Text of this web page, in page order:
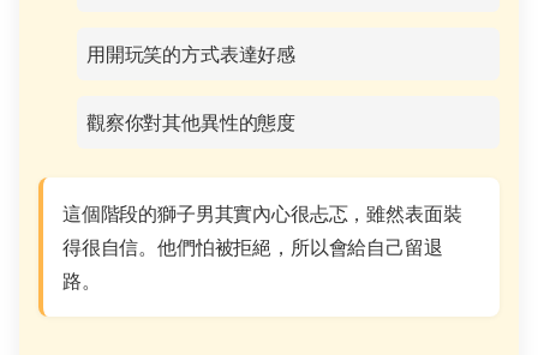
用開玩笑的方式表達好感
觀察你對其他異性的態度
這個階段的獅子男其實內心很忐忑，雖然表面裝
得很自信。他們怕被拒絕，所以會給自己留退
路。